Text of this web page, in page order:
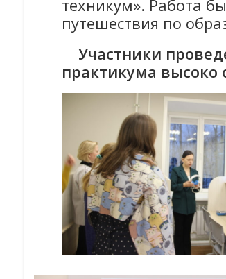
техникум». Работа
путешествия по
Участники
практикума